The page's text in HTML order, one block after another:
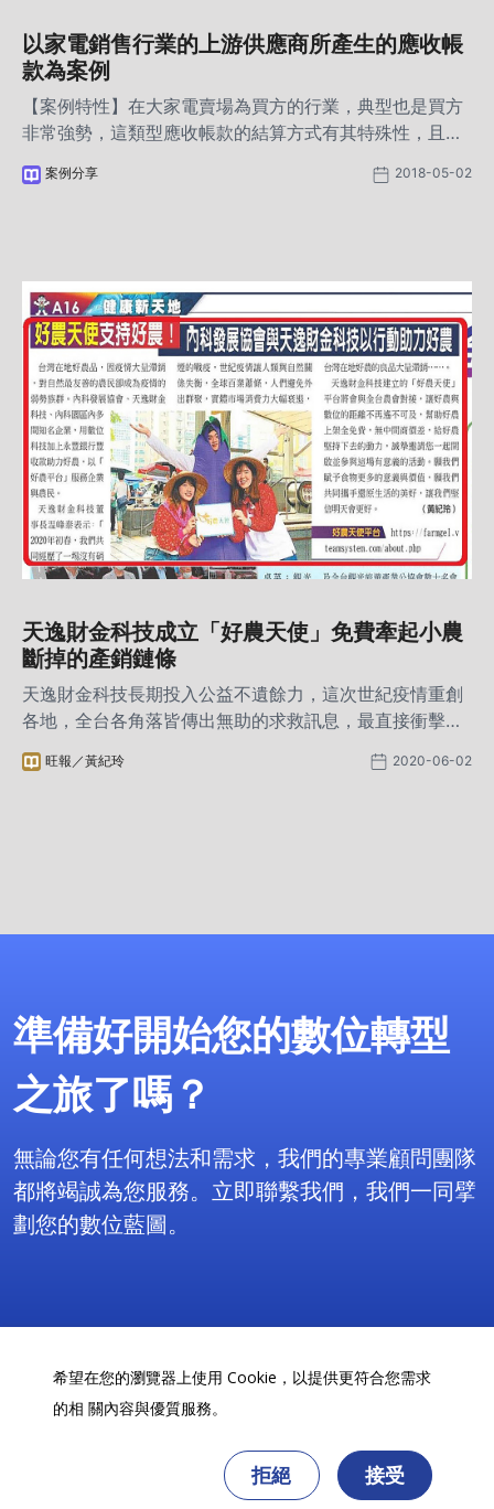
以家電銷售行業的上游供應商所產生的應收帳
款為案例
【案例特性】在大家電賣場為買方的行業，典型也是買方
非常強勢，這類型應收帳款的結算方式有其特殊性，且習
案例分享 2018-05-02
天逸財金科技成立「好農天使」免費牽起小農
斷掉的產銷鏈條
天逸財金科技長期投入公益不遺餘力，這次世紀疫情重創
各地，全台各角落皆傳出無助的求救訊息，最直接衝擊卻
成果分享到每家每戶，靠雙手撐自已的家庭。一夕之間，
旺報／黃紀玲 2020-06-02
準備好開始您的數位轉型
之旅了嗎？
無論您有任何想法和需求，我們的專業顧問團隊
都將竭誠為您服務。立即聯繫我們，我們一同擘
劃您的數位藍圖。
Copyright 2025 天逸財金科技服務(股)公司©版權所有
希望在您的瀏覽器上使用 Cookie，以提供更符合您需求
的相 關內容與優質服務。
拒絕 接受